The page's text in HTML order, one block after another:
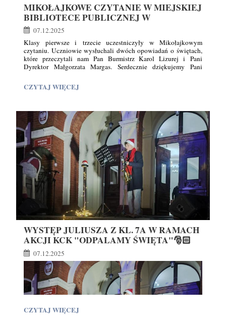
MIKOŁAJKOWE CZYTANIE W MIEJSKIEJ
BIBLIOTECE PUBLICZNEJ W
KĘTRZYNIE 🧑‍🎄📚
07.12.2025
Klasy pierwsze i trzecie uczestniczyły w Mikołajkowym
czytaniu. Uczniowie wysłuchali dwóch opowiadań o świętach,
które przeczytali nam Pan Burmistrz Karol Lizurej i Pani
Dyrektor Małgorzata Margas. Serdecznie dziękujemy Pani
MIKOŁAJKOWE
MIEJSKIEJ
BIBLIOTECE
PUBLICZNEJ
W
KĘTRZYNIE
🧑‍🎄
📚:
CZYTAJ WIĘCEJ
WYSTĘP JULIUSZA Z KL. 7A W RAMACH
AKCJI KCK "ODPALAMY ŚWIĘTA"🎅🏻
07.12.2025
WYSTĘP
CZYTAJ WIĘCEJ